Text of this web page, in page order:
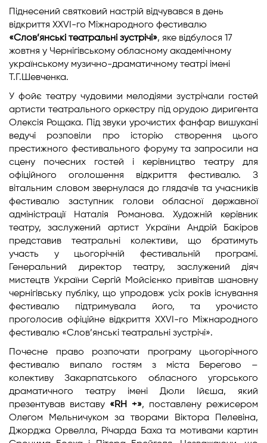
Піднесений святковий настрій відчувався в день
відкриття XXVІ-го Міжнародного фестивалю
«Слов’янські театральні зустрічі», яке відбулося 17
жовтня у Чернігівському обласному академічному
українському музично-драматичному театрі імені
Т.Г.Шевченка.
У фойє театру чудовими мелодіями зустрічали гостей
артисти театрального оркестру під орудою диригента
Олексія Рощака. Під звуки урочистих фанфар вишукані
ведучі розповіли про історію створення цього
престижного фестивального форуму та запросили на
сцену почесних гостей і керівництво театру для
офіційного оголошення відкриття фестивалю. З
вітальним словом звернулася до глядачів та учасників
фестивалю заступник голови обласної державної
адміністрації Наталія Романова. Художній керівник
театру, заслужений артист України Андрій Бакіров
представив театральні колективи, що братимуть
участь у цьогорічній фестивальній програмі.
Генеральний директор театру, заслужений діяч
мистецтв України Сергій Мойсієнко привітав шановну
чернігівську публіку, що упродовж усіх років існування
фестивалю підтримувала його, та урочисто
проголосив офіційне відкриття XXVІ-го Міжнародного
фестивалю «Слов’янські театральні зустрічі».
Почесне право розпочати програму цьогорічного
фестивалю випало гостям з міста Берегово –
колективу Закарпатського обласного угорського
драматичного театру імені Дюли Ійєша, який
презентував виставу «RH +», поставлену режисером
Олегом Мельничуком за творами Віктора Пелевіна,
Джорджа Орвелла, Річарда Баха та мотивами картин